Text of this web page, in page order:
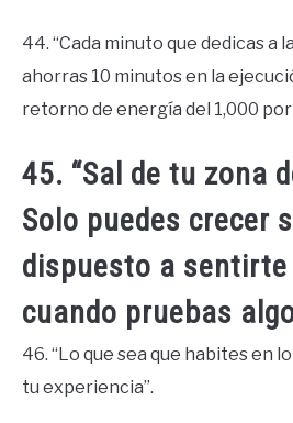
44. “Cada minuto que dedicas a
ahorras 10 minutos en la
retorno de energía del 1,000 por
45. “Sal de tu zona
Solo puedes crecer
dispuesto a sentirte
cuando pruebas
46. “Lo que sea que habites en
tu experiencia”.